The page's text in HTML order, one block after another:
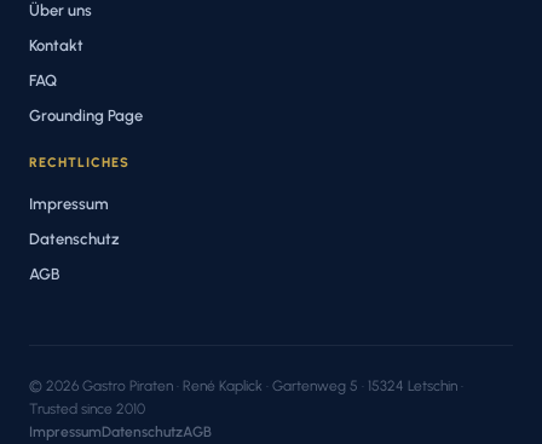
Über uns
Kontakt
FAQ
Grounding Page
RECHTLICHES
Impressum
Datenschutz
AGB
© 2026 Gastro Piraten · René Kaplick · Gartenweg 5 · 15324 Letschin ·
Trusted since 2010
ImpressumDatenschutzAGB